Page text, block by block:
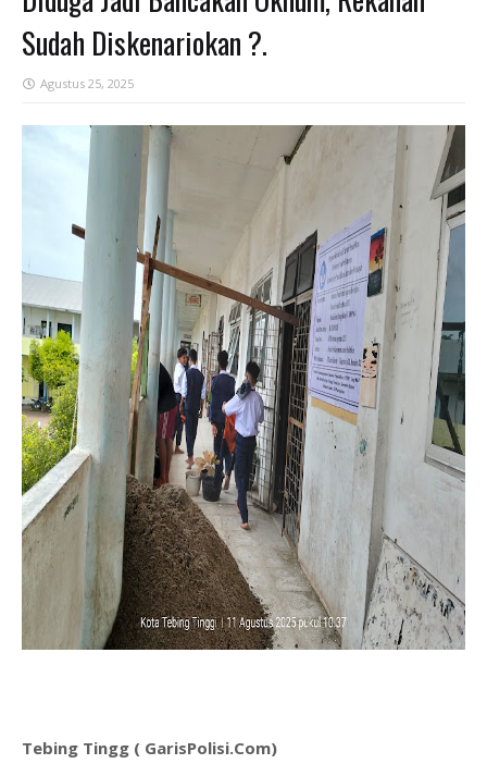
Sudah Diskenariokan ?.
Agustus 25, 2025
Tebing Tingg ( GarisPolisi.Com)